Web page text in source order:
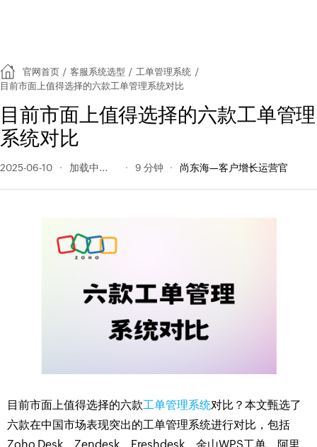
官网首页 / 客服系统选型 / 工单管理系统 /
目前市面上值得选择的六款工单管理系统对比
目前市面上值得选择的六款工单管理
系统对比
2025-06-10 497 阅读量 9 分钟 尚东海—客户增长运营官
目前市面上值得选择的六款工单管理系统对比？本文甄选了
六款在中国市场表现突出的工单管理系统进行对比，包括